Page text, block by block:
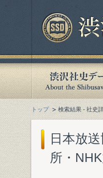
トップ 検索結果 - 社史
日本放
所・